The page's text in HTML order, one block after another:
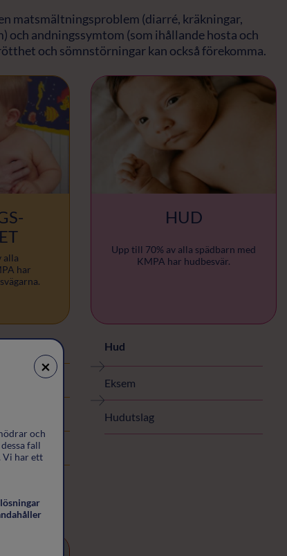
matsmältningsproblem (diarré, kräkningar,
och andningssymtom (som ihållande hosta och
och sömnstörningar kan också förekomma.
alla
har
HUD
Upp till 70% av alla spädbarn med
KMPA har hudbesvär.
Hud
Eksem
Hudutslag
×
och
fall
Vi har ett